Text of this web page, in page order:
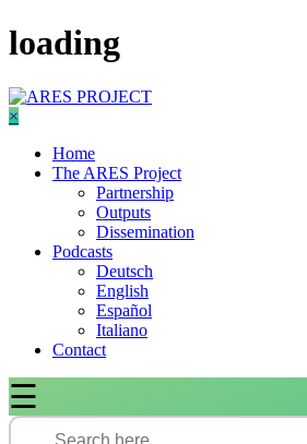
Skip
to
loading
×
Home
The ARES Project
Partnership
Outputs
Dissemination
Podcasts
Deutsch
English
Español
Italiano
Contact
☰